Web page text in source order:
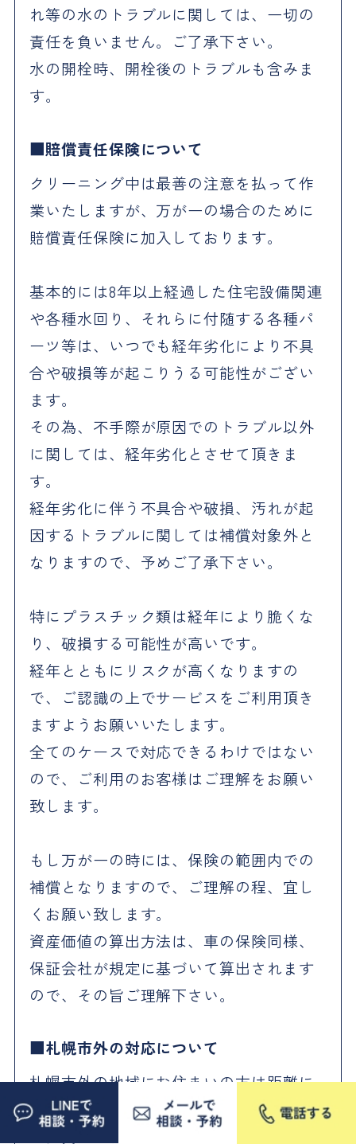
れ等の水のトラブルに関しては、一切の
責任を負いません。ご了承下さい。
水の開栓時、開栓後のトラブルも含みま
す。
賠償責任保険について
クリーニング中は最善の注意を払って作
業いたしますが、万が一の場合のために
賠償責任保険に加入しております。
基本的には8年以上経過した住宅設備関連
や各種水回り、それらに付随する各種パ
ーツ等は、いつでも経年劣化により不具
合や破損等が起こりうる可能性がござい
ます。
その為、不手際が原因でのトラブル以外
に関しては、経年劣化とさせて頂きま
す。
経年劣化に伴う不具合や破損、汚れが起
因するトラブルに関しては補償対象外と
なりますので、予めご了承下さい。
特にプラスチック類は経年により脆くな
り、破損する可能性が高いです。
経年とともにリスクが高くなりますの
で、ご認識の上でサービスをご利用頂き
ますようお願いいたします。
全てのケースで対応できるわけではない
ので、ご利用のお客様はご理解をお願い
致します。
もし万が一の時には、保険の範囲内での
補償となりますので、ご理解の程、宜し
くお願い致します。
資産価値の算出方法は、車の保険同様、
保証会社が規定に基づいて算出されます
ので、その旨ご理解下さい。
札幌市外の対応について
札幌市外の地域にお住まいの方は距離に
応じてホームページに記載の料金＋別途